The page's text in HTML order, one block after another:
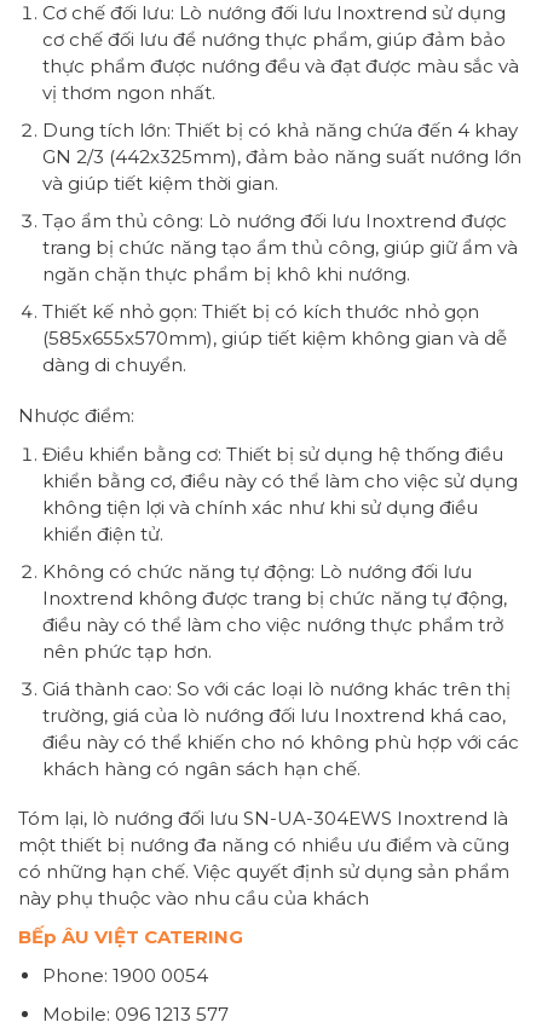
Cơ chế đối lưu: Lò nướng đối lưu Inoxtrend sử dụng
cơ chế đối lưu để nướng thực phẩm, giúp đảm bảo
thực phẩm được nướng đều và đạt được màu sắc và
vị thơm ngon nhất.
Dung tích lớn: Thiết bị có khả năng chứa đến 4 khay
GN 2/3 (442x325mm), đảm bảo năng suất nướng lớn
và giúp tiết kiệm thời gian.
Tạo ẩm thủ công: Lò nướng đối lưu Inoxtrend được
trang bị chức năng tạo ẩm thủ công, giúp giữ ẩm và
ngăn chặn thực phẩm bị khô khi nướng.
Thiết kế nhỏ gọn: Thiết bị có kích thước nhỏ gọn
(585x655x570mm), giúp tiết kiệm không gian và dễ
dàng di chuyển.
Nhược điểm:
Điều khiển bằng cơ: Thiết bị sử dụng hệ thống điều
khiển bằng cơ, điều này có thể làm cho việc sử dụng
không tiện lợi và chính xác như khi sử dụng điều
khiển điện tử.
Không có chức năng tự động: Lò nướng đối lưu
Inoxtrend không được trang bị chức năng tự động,
điều này có thể làm cho việc nướng thực phẩm trở
nên phức tạp hơn.
Giá thành cao: So với các loại lò nướng khác trên thị
trường, giá của lò nướng đối lưu Inoxtrend khá cao,
điều này có thể khiến cho nó không phù hợp với các
khách hàng có ngân sách hạn chế.
Tóm lại, lò nướng đối lưu SN-UA-304EWS Inoxtrend là
một thiết bị nướng đa năng có nhiều ưu điểm và cũng
có những hạn chế. Việc quyết định sử dụng sản phẩm
này phụ thuộc vào nhu cầu của khách
BẾp ÂU VIỆT CATERING
Phone: 1900 0054
Mobile: 096 1213 577